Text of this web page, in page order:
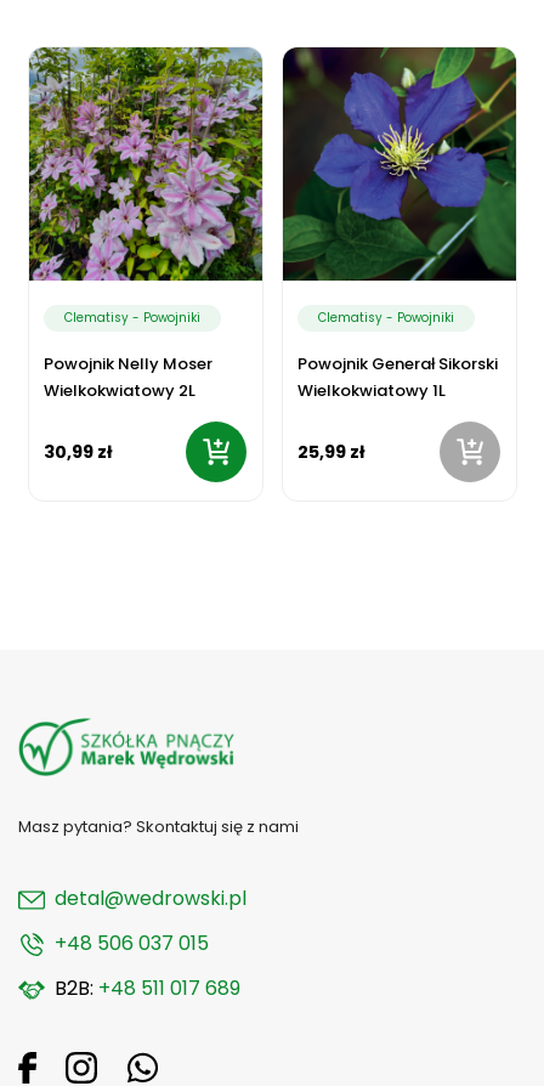
Clematisy - Powojniki
Powojnik Nelly Moser
Wielkokwiatowy 2L
30,99 zł
Clematisy - Powojniki
Powojnik Generał Sikorski
Wielkokwiatowy 1L
25,99 zł
Masz pytania? Skontaktuj się z nami
detal@wedrowski.pl
+48 506 037 015
B2B: +48 511 017 689